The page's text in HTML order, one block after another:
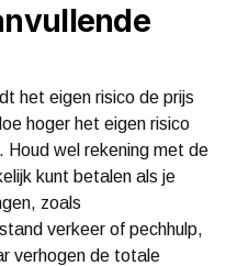
het eigen risico de prijs
hoger het eigen risico
wel rekening met de
kunt betalen als je
zoals
verkeer of pechhulp,
verhogen de totale